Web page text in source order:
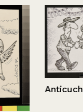
Anticucho